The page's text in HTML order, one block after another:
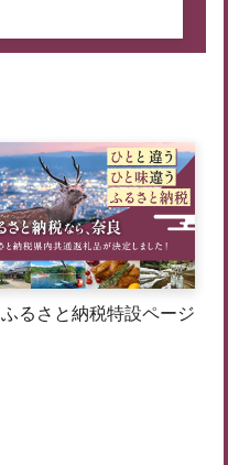
ふるさと納税特設ページ